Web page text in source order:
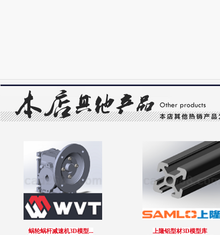
蜗轮蜗杆减速机3D模型...
上隆铝型材3D模型库